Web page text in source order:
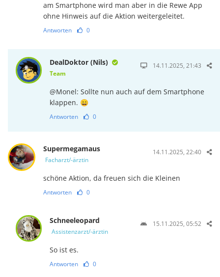
am Smartphone wird man aber in die Rewe App
ohne Hinweis auf die Aktion weitergeleitet.
Antworten 0
DealDoktor (Nils)
Team
14.11.2025, 21:43
@Monel: Sollte nun auch auf dem Smartphone
klappen. 😄
Antworten 0
Supermegamaus
Facharzt/-ärztin
14.11.2025, 22:40
schöne Aktion, da freuen sich die Kleinen
Antworten 0
Schneeleopard
Assistenzarzt/-ärztin
15.11.2025, 05:52
So ist es.
Antworten 0